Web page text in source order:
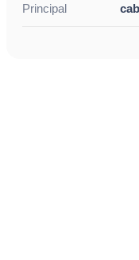
Principal